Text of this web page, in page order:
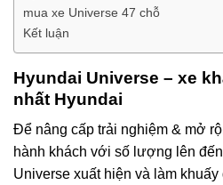
mua xe Universe 47 chỗ
Kết luận
Hyundai Universe – xe
nhất Hyundai
Để nâng cấp trải nghiệm & mở
hành khách với số lượng lên
Universe xuất hiện và làm